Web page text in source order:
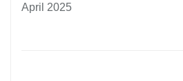
April 2025